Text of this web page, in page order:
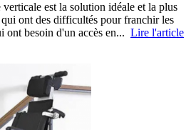
est la solution idéale et la plus
ont des difficultés pour franchir les
ont besoin d'un accès en... Lire l'article